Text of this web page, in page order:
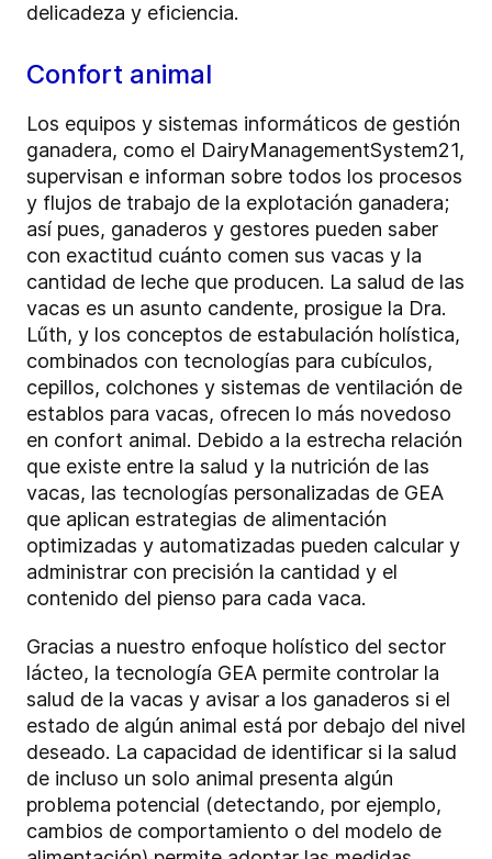
delicadeza y eficiencia.
Confort animal
Los equipos y sistemas informáticos de gestión
ganadera, como el DairyManagementSystem21,
supervisan e informan sobre todos los procesos
y flujos de trabajo de la explotación ganadera;
así pues, ganaderos y gestores pueden saber
con exactitud cuánto comen sus vacas y la
cantidad de leche que producen. La salud de las
vacas es un asunto candente, prosigue la Dra.
Lűth, y los conceptos de estabulación holística,
combinados con tecnologías para cubículos,
cepillos, colchones y sistemas de ventilación de
establos para vacas, ofrecen lo más novedoso
en confort animal. Debido a la estrecha relación
que existe entre la salud y la nutrición de las
vacas, las tecnologías personalizadas de GEA
que aplican estrategias de alimentación
optimizadas y automatizadas pueden calcular y
administrar con precisión la cantidad y el
contenido del pienso para cada vaca.
Gracias a nuestro enfoque holístico del sector
lácteo, la tecnología GEA permite controlar la
salud de la vacas y avisar a los ganaderos si el
estado de algún animal está por debajo del nivel
deseado. La capacidad de identificar si la salud
de incluso un solo animal presenta algún
problema potencial (detectando, por ejemplo,
cambios de comportamiento o del modelo de